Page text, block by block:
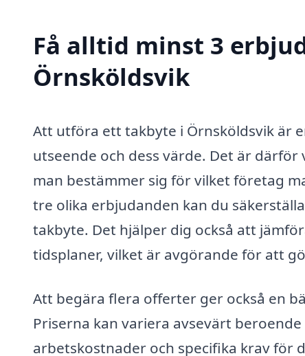
Få alltid minst 3
Örnsköldsvik
Att utföra ett takbyte i Örnsköldsvik är
utseende och dess värde. Det är
man bestämmer sig för vilket företag
tre olika erbjudanden kan du
takbyte. Det hjälper dig också att
tidsplaner, vilket är avgörande för att
Att begära flera offerter ger också en
Priserna kan variera avsevärt
arbetskostnader och specifika krav för